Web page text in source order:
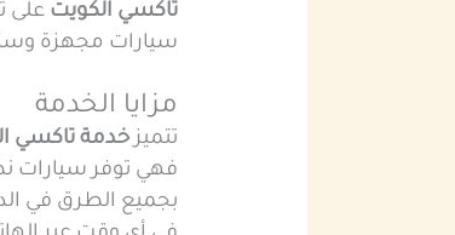
تاكسي الكويت على
سيارات مجهزة
مزايا الخدمة
تتميز خدمة تاكسي
فهي توفر سيارات
بجميع الطرق في